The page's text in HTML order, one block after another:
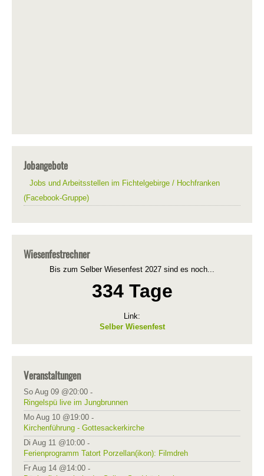
Jobangebote
Jobs und Arbeitsstellen im Fichtelgebirge / Hochfranken
(Facebook-Gruppe)
Wiesenfestrechner
Bis zum Selber Wiesenfest 2027 sind es noch...
334 Tage
Link:
Selber Wiesenfest
Veranstaltungen
So Aug 09 @20:00 -
Ringelspü live im Jungbrunnen
Mo Aug 10 @19:00 -
Kirchenführung - Gottesackerkirche
Di Aug 11 @10:00 -
Ferienprogramm Tatort Porzellan(ikon): Filmdreh
Fr Aug 14 @14:00 -